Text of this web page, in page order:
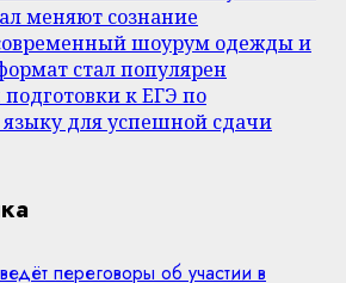
меняют сознание
шоурум одежды и
стал популярен
к ЕГЭ по
для успешной сдачи
переговоры об участии в